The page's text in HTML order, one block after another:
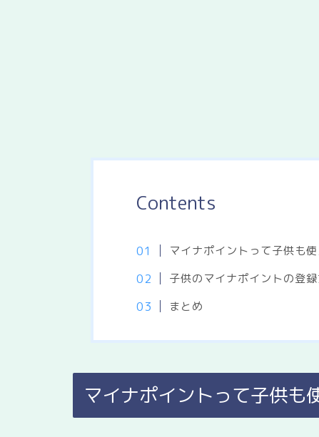
Contents
マイナポイントって子供も使
子供のマイナポイントの登
まとめ
マイナポイントって子供も